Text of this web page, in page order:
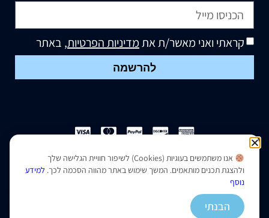
קראתי ואני מאשר/ת אתמדיניות הפרטיות, באתר
להרשמה
הצהרת נגישות|מדיניות פרטיות
נבנה ועוצב על ידי –
אנו משתמשים בעוגיות (Cookies) לשיפור חוויית הגלישה שלך
ולהצגת תכנים מותאמים. המשך שימוש באתר מהווה הסכמה לכך. למידע
נוסף
הבנתי